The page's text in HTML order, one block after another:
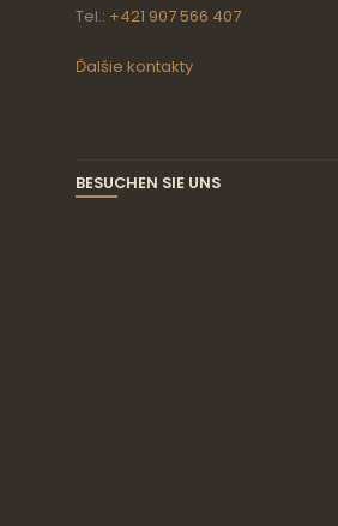
Tel.: +421 907 566 407
Ďalšie kontakty
BESUCHEN SIE UNS